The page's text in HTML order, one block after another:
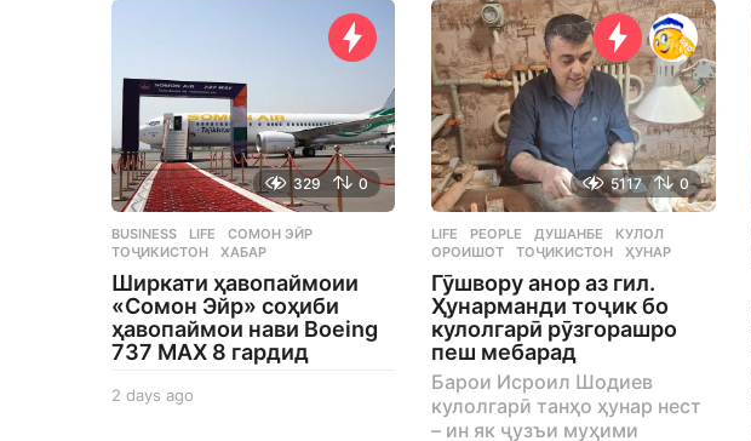
329 0
BUSINESS ,LIFE СОМОН ЭЙР
ТОҶИКИСТОН
,ХАБАР
Ширкати ҳавопаймоии
«Сомон Эйр» соҳиби
ҳавопаймои нави Boeing
737 MAX 8 гардид
2 days ago
5117 0
LIFE ,PEOPLE ДУШАНБЕ ,КУЛОЛ
ОРОИШОТ
,ТОҶИКИСТОН ,ҲУНАР
Гӯшвору анор аз гил.
Ҳунарманди тоҷик бо
кулолгарӣ рӯзгорашро
пеш мебарад
Барои Исроил Шодиев
кулолгарӣ танҳо ҳунар нест
– ин як ҷузъи муҳими